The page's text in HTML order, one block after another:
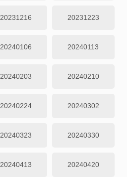
20231216 20231223
20240106 20240113
20240203 20240210
20240224 20240302
20240323 20240330
20240413 20240420